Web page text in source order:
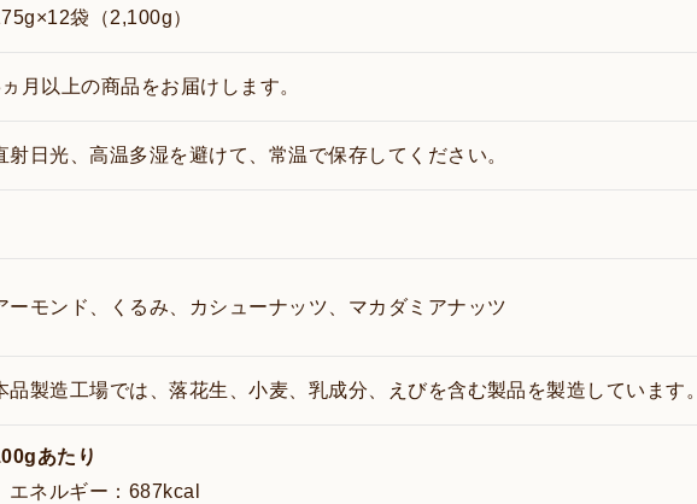
袋（2,100g）
月以上の商品をお届けします。
射日光、高温多湿を避けて、常温で保存してください。
ーモンド、くるみ、カシューナッツ、マカダミアナッツ
品製造工場では、落花生、小麦、乳成分、えびを含む製品を製造しています。
あたり
エネルギー：687kcal